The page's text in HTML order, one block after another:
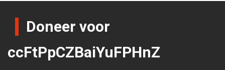
Doneer voor
ccFtPpCZBaiYuFPHnZ